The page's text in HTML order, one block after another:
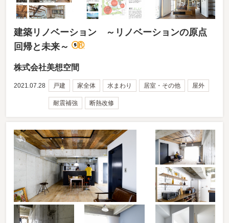
建築リノベーション ～リノベーションの原点
回帰と未来～
株式会社美想空間
2021.07.28 戸建 家全体 水まわり 居室・その他 屋外
耐震補強 断熱改修